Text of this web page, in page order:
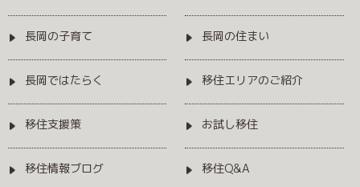
長岡の子育て
長岡ではたらく
移住支援策
移住情報ブログ
長岡の住まい
移住エリアのご紹介
お試し移住
移住Q&A